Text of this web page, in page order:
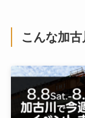
こんな加古